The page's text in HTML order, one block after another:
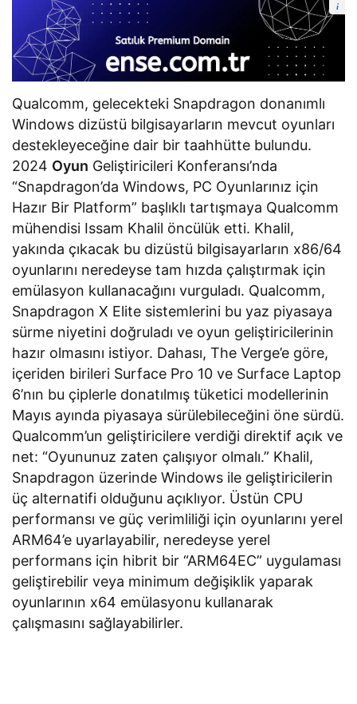
i
Qualcomm, gelecekteki Snapdragon donanımlı
Windows dizüstü bilgisayarların mevcut oyunları
destekleyeceğine dair bir taahhütte bulundu.
2024 Oyun Geliştiricileri Konferansı’nda
“Snapdragon’da Windows, PC Oyunlarınız için
Hazır Bir Platform” başlıklı tartışmaya Qualcomm
mühendisi Issam Khalil öncülük etti. Khalil,
yakında çıkacak bu dizüstü bilgisayarların x86/64
oyunlarını neredeyse tam hızda çalıştırmak için
emülasyon kullanacağını vurguladı. Qualcomm,
Snapdragon X Elite sistemlerini bu yaz piyasaya
sürme niyetini doğruladı ve oyun geliştiricilerinin
hazır olmasını istiyor. Dahası, The Verge’e göre,
içeriden birileri Surface Pro 10 ve Surface Laptop
6’nın bu çiplerle donatılmış tüketici modellerinin
Mayıs ayında piyasaya sürülebileceğini öne sürdü.
Qualcomm’un geliştiricilere verdiği direktif açık ve
net: “Oyununuz zaten çalışıyor olmalı.” Khalil,
Snapdragon üzerinde Windows ile geliştiricilerin
üç alternatifi olduğunu açıklıyor. Üstün CPU
performansı ve güç verimliliği için oyunlarını yerel
ARM64’e uyarlayabilir, neredeyse yerel
performans için hibrit bir “ARM64EC” uygulaması
geliştirebilir veya minimum değişiklik yaparak
oyunlarının x64 emülasyonu kullanarak
çalışmasını sağlayabilirler.